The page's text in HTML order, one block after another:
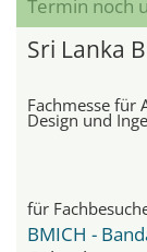
Termin noch
Sri Lanka
Fachmesse für
Design und
für